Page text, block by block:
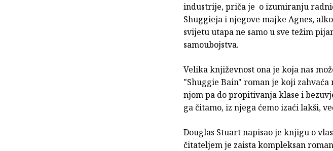
industrije, priča je o izumiranju
Shuggieja i njegove majke Agnes,
svijetu utapa ne samo u sve težim
samoubojstva.
Velika književnost ona je koja nas
"Shuggie Bain" roman je koji zahvaća
njom pa do propitivanja klase i
ga čitamo, iz njega ćemo izaći lakši,
Douglas Stuart napisao je knjigu o
čitateljem je zaista kompleksan